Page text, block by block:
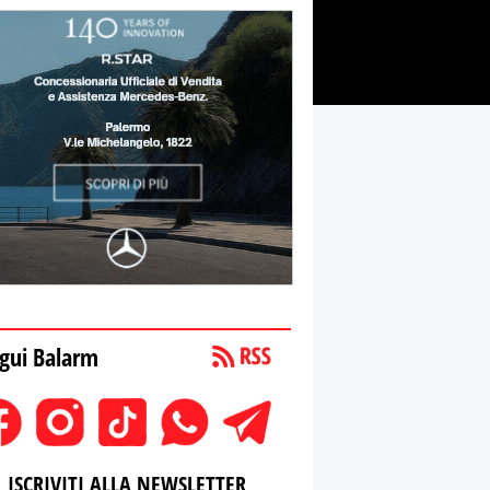
Balarm
ISCRIVITI ALLA NEWSLETTER